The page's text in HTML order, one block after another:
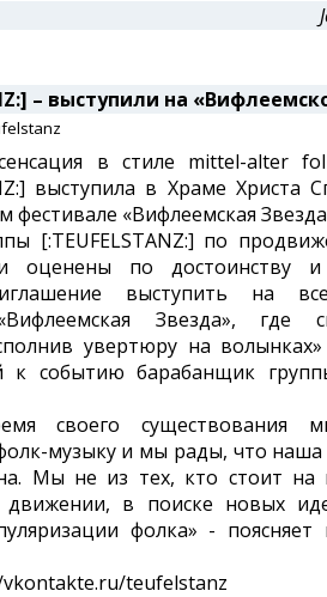
– выступили на
в стиле mittel-alter
выступила в Храме Христа
фестивале «Вифлеемская
[:TEUFELSTANZ:] по
оценены по достоинству и
выступить на
Звезда», где
увертюру на
к событию барабанщик
своего существования
музыку и мы рады, что наша
Мы не из тех, кто стоит
движении, в поиске новых
фолка» -
teufelstanz